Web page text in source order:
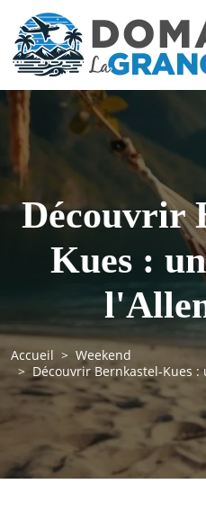
Découvrir
Kues :
Accueil
Weekend
Découvrir Bernkastel-Kues